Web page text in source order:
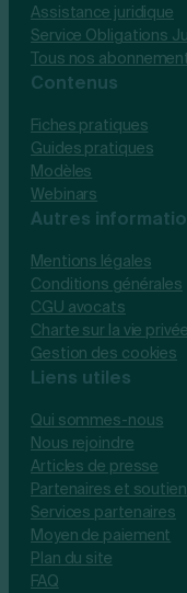
Assistance juridique
Service Obligations
Tous nos
Contenus
Fiches pratiques
Guides pratiques
Modèles
Webinars
Autres
Mentions légales
Conditions générales
CGU avocats
Charte sur la vie privée
Gestion des cookies
Liens utiles
Qui sommes-nous
Nous rejoindre
Articles de presse
Partenaires et
Services partenaires
Moyen de paiement
Plan du site
FAQ